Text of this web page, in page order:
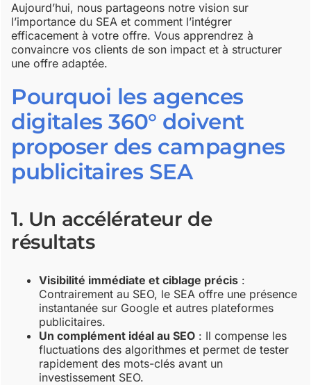
Aujourd’hui, nous partageons notre vision sur
l’importance du SEA et comment l’intégrer
efficacement à votre offre. Vous apprendrez à
convaincre vos clients de son impact et à structurer
une offre adaptée.
Pourquoi les agences
digitales 360° doivent
proposer des campagnes
publicitaires SEA
1. Un accélérateur de
résultats
Visibilité immédiate et ciblage précis :
Contrairement au SEO, le SEA offre une présence
instantanée sur Google et autres plateformes
publicitaires.
Un complément idéal au SEO : Il compense les
fluctuations des algorithmes et permet de tester
rapidement des mots-clés avant un
investissement SEO.